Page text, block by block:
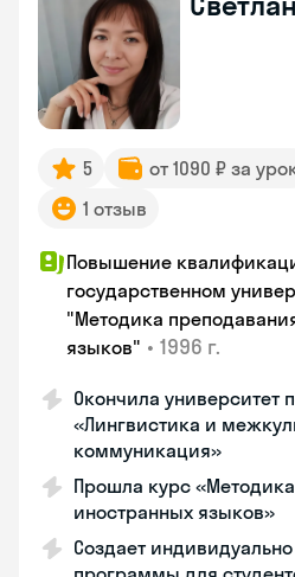
5 от 1090 ₽ за
1 отзыв
Повышение
государственном
"Методика
языков" • 1996 г.
Окончила университет
«Лингвистика и
коммуникация»
Прошла курс
иностранных языков»
Создает